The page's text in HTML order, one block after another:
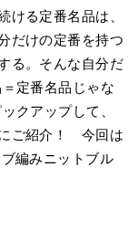
ける定番名品は、
だけの定番を持つ
る。そんな自分だ
定番名品じゃな
クアップして、
ご紹介！ 今回は
編みニットブル